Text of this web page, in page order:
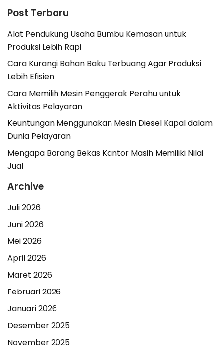
Post Terbaru
Alat Pendukung Usaha Bumbu Kemasan untuk
Produksi Lebih Rapi
Cara Kurangi Bahan Baku Terbuang Agar Produksi
Lebih Efisien
Cara Memilih Mesin Penggerak Perahu untuk
Aktivitas Pelayaran
Keuntungan Menggunakan Mesin Diesel Kapal dalam
Dunia Pelayaran
Mengapa Barang Bekas Kantor Masih Memiliki Nilai
Jual
Archive
Juli 2026
Juni 2026
Mei 2026
April 2026
Maret 2026
Februari 2026
Januari 2026
Desember 2025
November 2025